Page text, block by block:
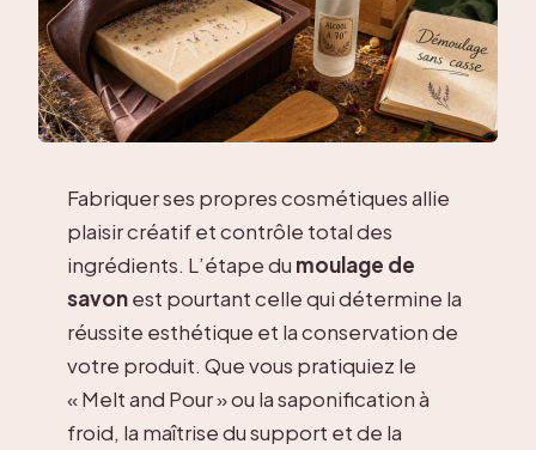
Fabriquer ses propres cosmétiques allie
plaisir créatif et contrôle total des
ingrédients. L’étape du moulage de
savonest pourtant celle qui détermine la
réussite esthétique et la conservation de
votre produit. Que vous pratiquiez le
« Melt and Pour » ou la saponification à
froid, la maîtrise du support et de la